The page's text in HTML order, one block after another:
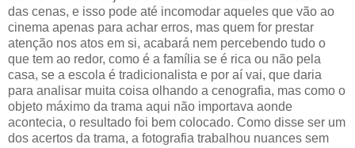
das cenas, e isso pode até incomodar aqueles que vão ao
cinema apenas para achar erros, mas quem for prestar
atenção nos atos em si, acabará nem percebendo tudo o
que tem ao redor, como é a família se é rica ou não pela
casa, se a escola é tradicionalista e por aí vai, que daria
para analisar muita coisa olhando a cenografia, mas como o
objeto máximo da trama aqui não importava aonde
acontecia, o resultado foi bem colocado. Como disse ser um
dos acertos da trama, a fotografia trabalhou nuances sem